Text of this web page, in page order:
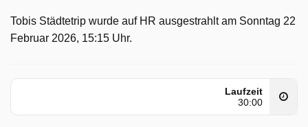
Tobis Städtetrip wurde auf HR ausgestrahlt am Sonntag 22
Februar 2026, 15:15 Uhr.
Laufzeit
30:00